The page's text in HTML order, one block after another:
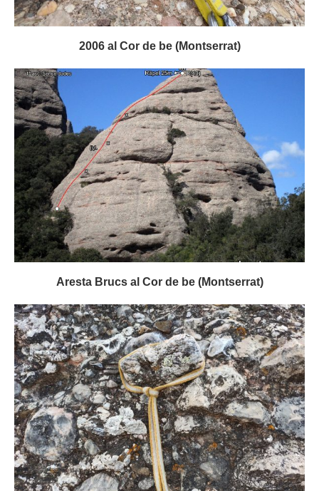
2006 al Cor de be (Montserrat)
Aresta Brucs al Cor de be (Montserrat)